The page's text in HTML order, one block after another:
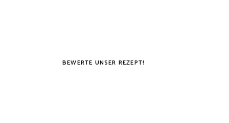
BEWERTE UNSER REZEPT!